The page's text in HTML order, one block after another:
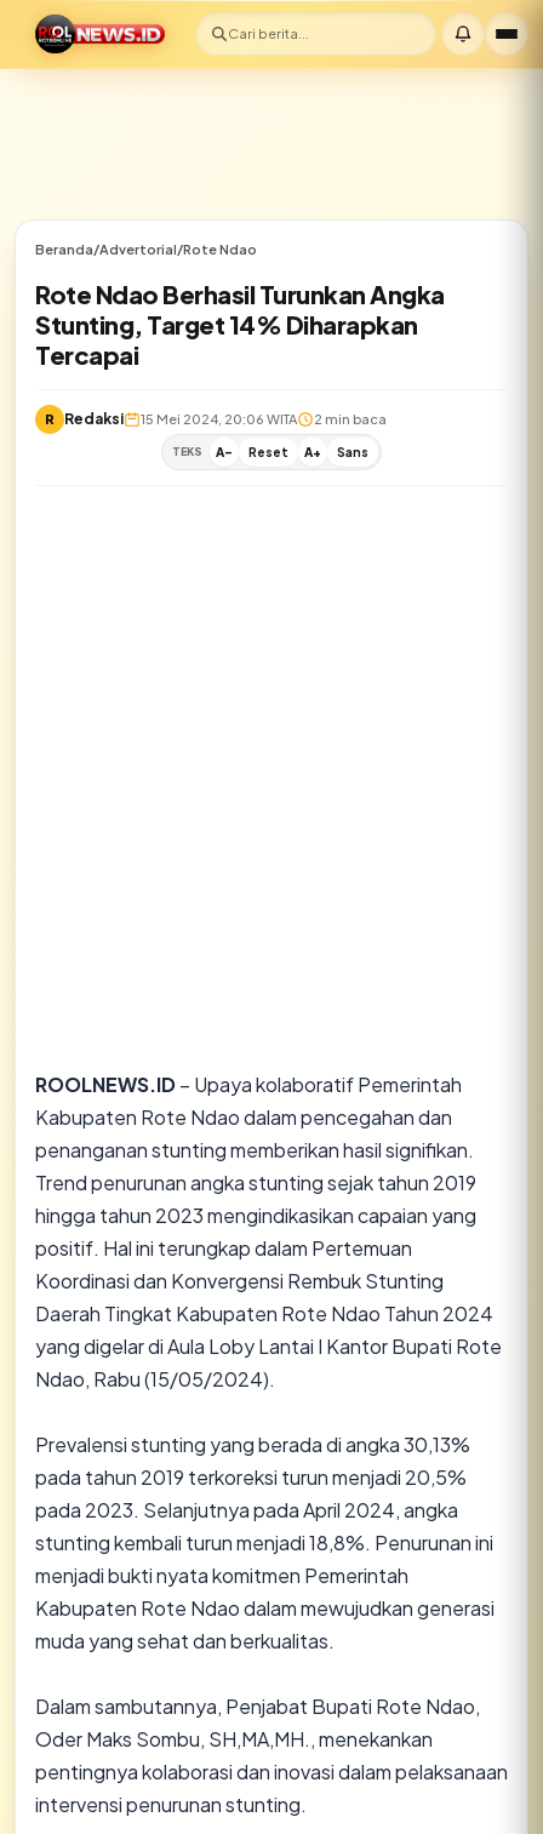
Cari berita...
Beranda/Advertorial/Rote Ndao
Rote Ndao Berhasil Turunkan Angka
Stunting, Target 14% Diharapkan
Tercapai
R Redaksi 15 Mei 2024, 20:06 WITA 2 min baca
TEKS A- Reset A+ Sans
ROOLNEWS.ID– Upaya kolaboratif Pemerintah
Kabupaten Rote Ndao dalam pencegahan dan
penanganan stunting memberikan hasil signifikan.
Trend penurunan angka stunting sejak tahun 2019
hingga tahun 2023 mengindikasikan capaian yang
positif. Hal ini terungkap dalam Pertemuan
Koordinasi dan Konvergensi Rembuk Stunting
Daerah Tingkat Kabupaten Rote Ndao Tahun 2024
yang digelar di Aula Loby Lantai I Kantor Bupati Rote
Ndao, Rabu (15/05/2024).
Prevalensi stunting yang berada di angka 30,13%
pada tahun 2019 terkoreksi turun menjadi 20,5%
pada 2023. Selanjutnya pada April 2024, angka
stunting kembali turun menjadi 18,8%. Penurunan ini
menjadi bukti nyata komitmen Pemerintah
Kabupaten Rote Ndao dalam mewujudkan generasi
muda yang sehat dan berkualitas.
Dalam sambutannya, Penjabat Bupati Rote Ndao,
Oder Maks Sombu, SH,MA,MH., menekankan
pentingnya kolaborasi dan inovasi dalam pelaksanaan
intervensi penurunan stunting.
✕